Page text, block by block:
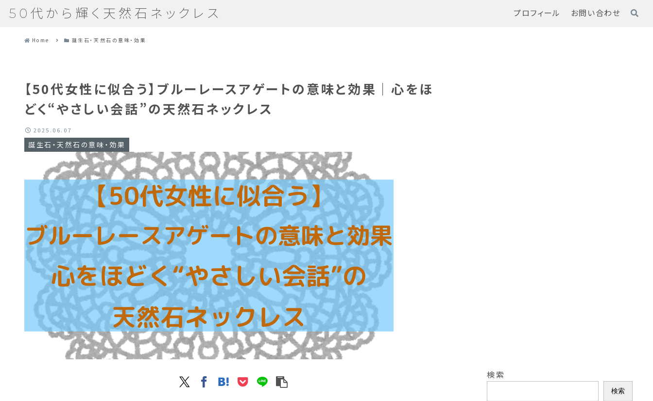
50代から輝く天然石ネックレス プロフィール お問い合わせ
Home 誕生石・天然石の意味・効果
【50代女性に似合う】ブルーレースアゲートの意味と効果｜心をほ
どく“やさしい会話”の天然石ネックレス
誕生石・天然石の意味・効果
2025.06.07
検索
検索